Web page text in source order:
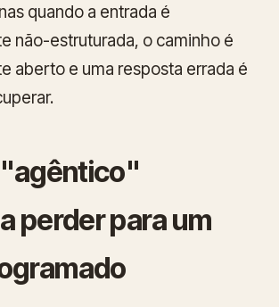
quando a entrada é
não-estruturada, o caminho é
aberto e uma resposta errada é
perder para um